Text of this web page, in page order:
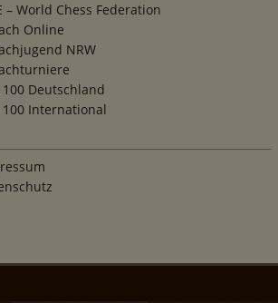
– World Chess Federation
Online
NRW
100 Deutschland
100 International